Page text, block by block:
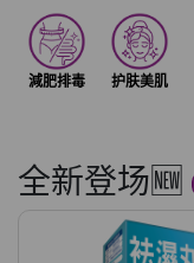
減肥排毒 护肤美肌
全新登场🆕